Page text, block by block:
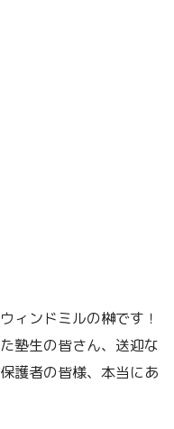
ィンドミルの榊です！
塾生の皆さん、送迎な
護者の皆様、本当にあ